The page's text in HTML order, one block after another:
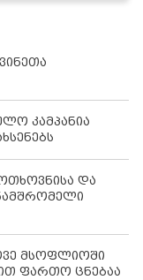
კამპანია
და
მსოფლიოში
ფართო ცნებაა